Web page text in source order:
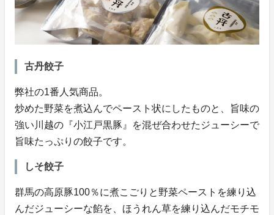
古丹餃子
弊社の1番人気商品。
炒めた野菜を煮込んでペースト状にしたものと、旨味の
強い川越の『小江戸黒豚』を混ぜ合わせたジューシーで
旨味たっぷりの餃子です。
しそ餃子
群馬の高原豚100％に煮こごりと野菜ペーストを練り込
んだジューシーな餡を、ほうれん草を練り込んだモチモ